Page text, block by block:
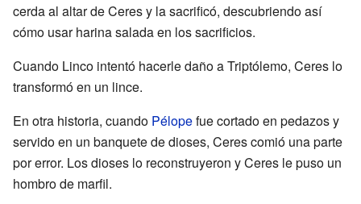
cerda al altar de Ceres y la sacrificó, descubriendo así
cómo usar harina salada en los sacrificios.
Cuando Linco intentó hacerle daño a Triptólemo, Ceres lo
transformó en un lince.
En otra historia, cuando Pélopefue cortado en pedazos y
servido en un banquete de dioses, Ceres comió una parte
por error. Los dioses lo reconstruyeron y Ceres le puso un
hombro de marfil.